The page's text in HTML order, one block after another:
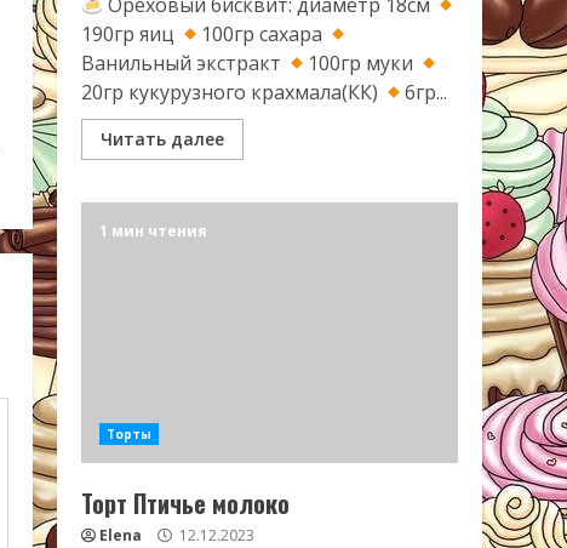
190гр яиц
100гр сахара
Ванильный экстракт
100гр муки
20гр кукурузного крахмала(КК)
6гр...
Читать далее
1 мин чтения
Торты
Торт Птичье молоко
Elena 12.12.2023